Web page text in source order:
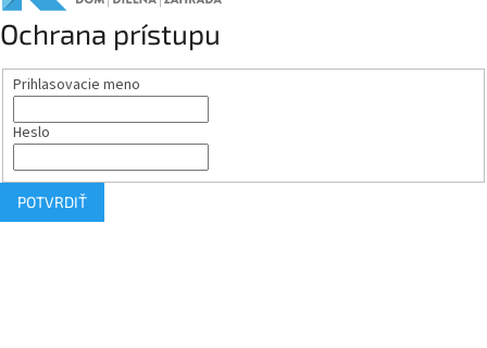
Ochrana prístupu
Prihlasovacie meno
Heslo
POTVRDIŤ